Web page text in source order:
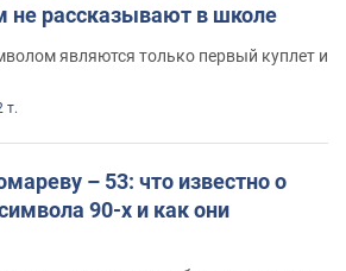
не рассказывают в школе
являются только первый куплет и
т.
– 53: что известно о
90-х и как они